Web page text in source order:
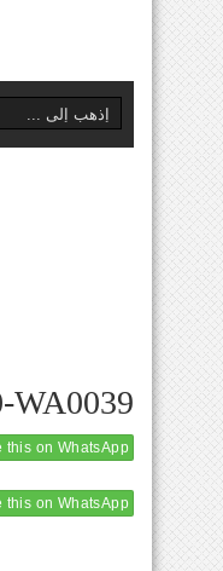
WA0039
this on WhatsApp
this on WhatsApp